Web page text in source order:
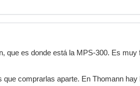
que es donde está la MPS-300. Es
que comprarlas aparte. En Thomann